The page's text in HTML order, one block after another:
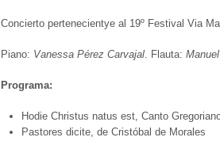
Concierto pertenecientye al 19º Festival Via
Piano: Vanessa Pérez Carvajal. Flauta:
Programa:
Hodie Christus natus est, Canto
Pastores dicite, de Cristóbal de Morales